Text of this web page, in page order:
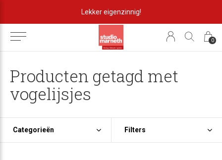
0
Lekker eigenzinnig!
Producten getagd met
vogelijsjes
Categorieën Filters